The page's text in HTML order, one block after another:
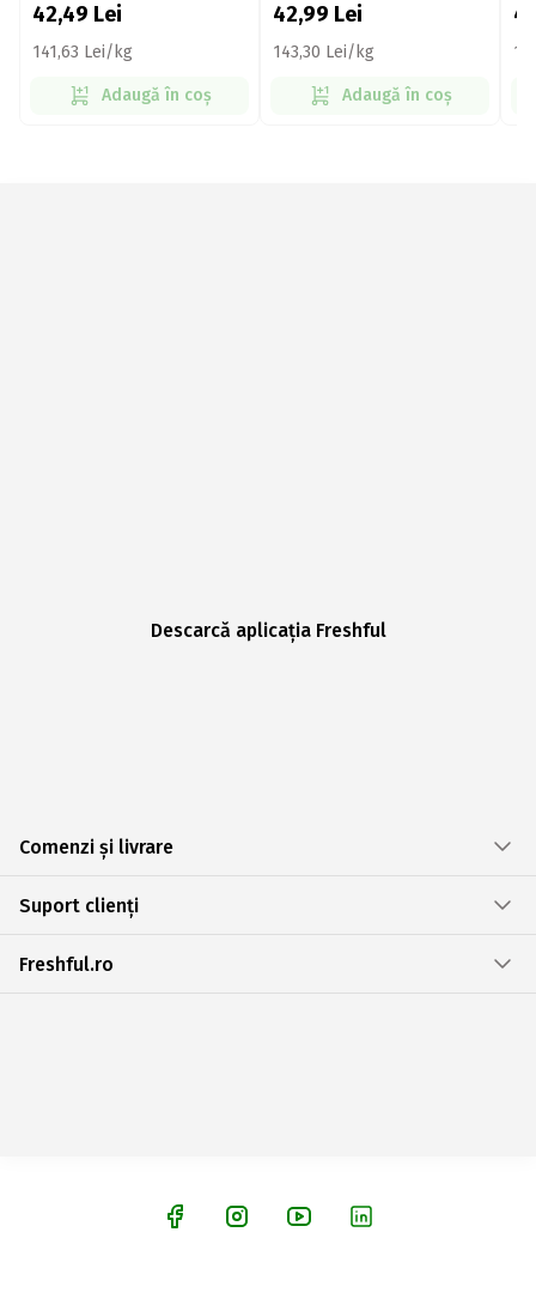
42,49 Lei
141,63 Lei/kg
Adaugă în coș
42,99 Lei
143,30 Lei/kg
Adaugă în coș
Descarcă aplicația Freshful
Comenzi și livrare
Suport clienți
Freshful.ro